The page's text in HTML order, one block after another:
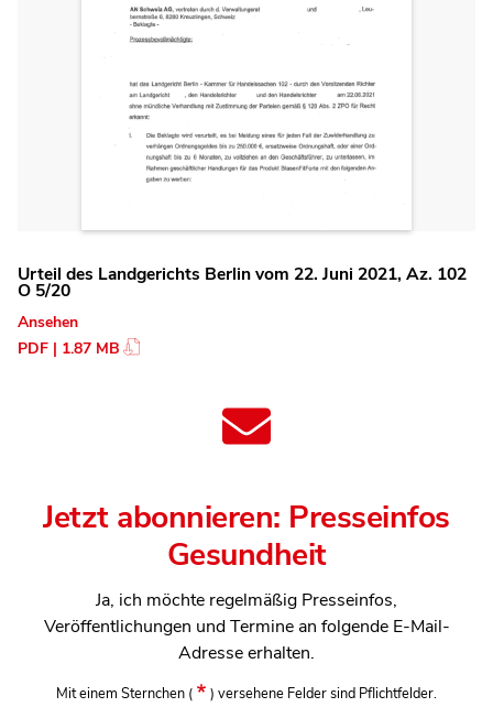
Urteil des Landgerichts Berlin vom 22. Juni 2021, Az. 102
O 5/20
Ansehen
PDF | 1.87 MB
Jetzt abonnieren: Presseinfos
Gesundheit
Ja, ich möchte regelmäßig Presseinfos,
Veröffentlichungen und Termine an folgende E-Mail-
Adresse erhalten.
Mit einem Sternchen ( ) versehene Felder sind Pflichtfelder.